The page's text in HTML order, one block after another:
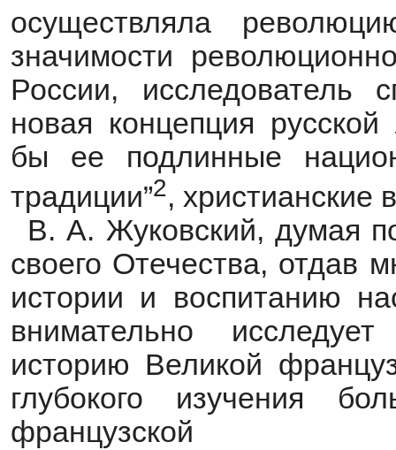
осуществляла
значимости
России, исследователь
новая концепция
бы ее подлинные
традиции”2, христианские
В. А. Жуковский, думая
своего Отечества, отдав
истории и воспитанию
внимательно
историю Великой
глубокого изучения
французской